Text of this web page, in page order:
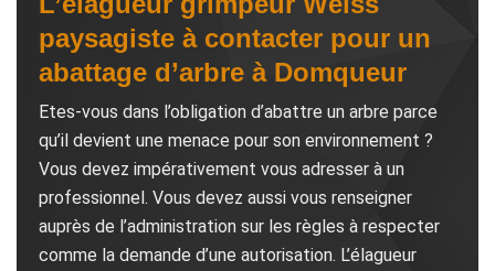
paysagiste à contacter pour un
abattage d’arbre à Domqueur
Etes-vous dans l’obligation d’abattre un arbre parce
qu’il devient une menace pour son environnement ?
Vous devez impérativement vous adresser à un
professionnel. Vous devez aussi vous renseigner
auprès de l’administration sur les règles à respecter
comme la demande d’une autorisation. L’élagueur